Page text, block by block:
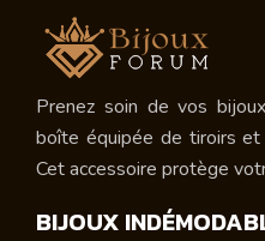
Prenez soin de vos
boîte équipée de tiroirs
Cet accessoire protège
BIJOUX